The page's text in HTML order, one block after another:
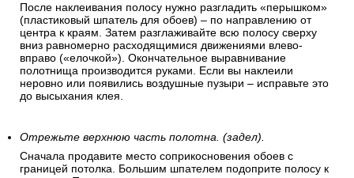
После наклеивания полосу нужно разгладить «перышком»
(пластиковый шпатель для обоев) – по направлению от
центра к краям. Затем разглаживайте всю полосу сверху
вниз равномерно расходящимися движениями влево-
вправо («елочкой»). Окончательное выравнивание
полотнища производится руками. Если вы наклеили
неровно или появились воздушные пузыри – исправьте это
до высыхания клея.
Отрежьте верхнюю часть полотна. (задел).
Сначала продавите место соприкосновения обоев с
границей потолка. Большим шпателем подоприте полосу к